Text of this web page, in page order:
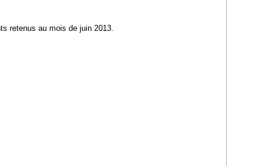
retenus au mois de juin 2013.